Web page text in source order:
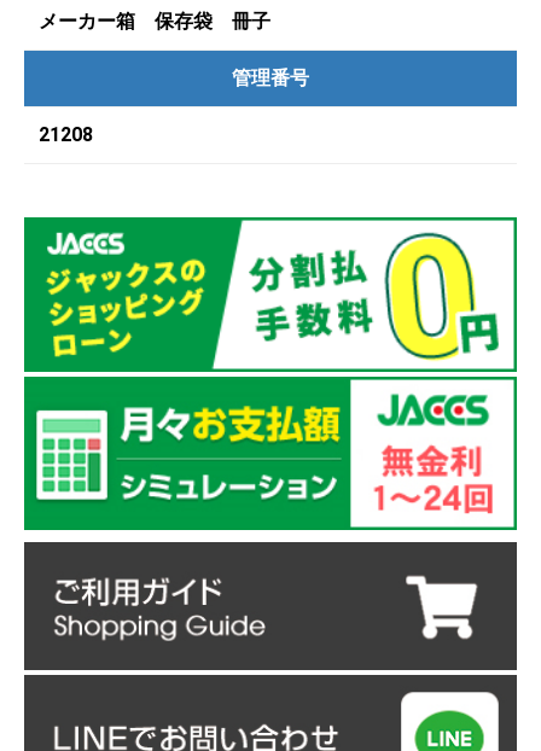
メーカー箱 保存袋 冊子
管理番号
21208